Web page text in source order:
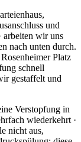
und
arbeiten wir uns
nach unten durch.
Platz
schnell
gestaffelt und
Verstopfung in
wiederkehrt ·
nicht aus,